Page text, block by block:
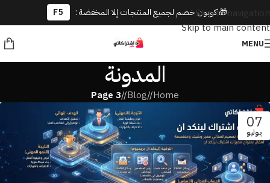
🎁 كوبون خصم لجميع المنتجات إلا المخفضة : F5
Skip to navigation
Skip to main content
MENU
المدونة
Home
/
Blog
/
Page 3
07
يوليو